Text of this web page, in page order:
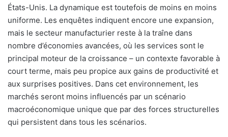
États-Unis. La dynamique est toutefois de moins en moins
uniforme. Les enquêtes indiquent encore une expansion,
mais le secteur manufacturier reste à la traîne dans
nombre d’économies avancées, où les services sont le
principal moteur de la croissance – un contexte favorable à
court terme, mais peu propice aux gains de productivité et
aux surprises positives. Dans cet environnement, les
marchés seront moins influencés par un scénario
macroéconomique unique que par des forces structurelles
qui persistent dans tous les scénarios.